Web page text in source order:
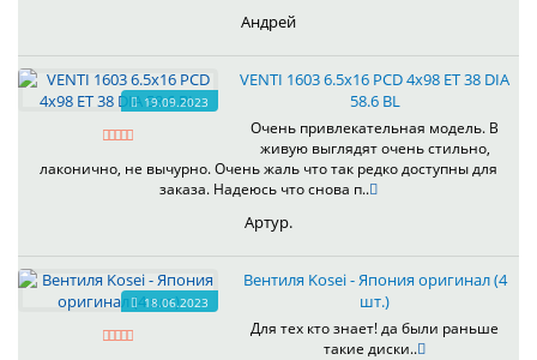
Андрей
19.09.2023
VENTI 1603 6.5x16 PCD 4x98 ET 38 DIA
58.6 BL
Очень привлекательная модель. В
живую выглядят очень стильно,
лаконично, не вычурно. Очень жаль что так редко доступны для
заказа. Надеюсь что снова п..
Артур.
18.06.2023
Вентиля Kosei - Япония оригинал (4
шт.)
Для тех кто знает! да были раньше
такие диски..